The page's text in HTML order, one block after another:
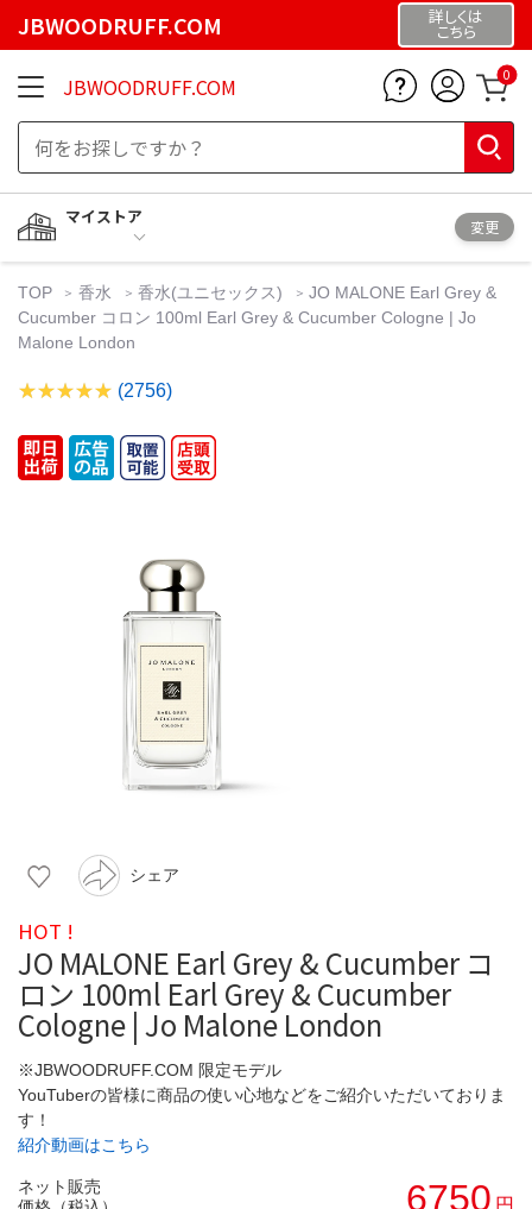
JBWOODRUFF.COM 詳しくは
こちら
JBWOODRUFF.COM 0
マイストア
変更
TOP 香水 香水(ユニセックス)
JO MALONE Earl Grey &
Cucumber コロン 100ml Earl Grey & Cucumber Cologne | Jo
Malone London
(2756)
シェア
HOT !
JO MALONE Earl Grey & Cucumber コ
ロン 100ml Earl Grey & Cucumber
Cologne | Jo Malone London
※JBWOODRUFF.COM 限定モデル
YouTuberの皆様に商品の使い心地などをご紹介いただいておりま
す！
紹介動画はこちら
ネット販売
6750 円